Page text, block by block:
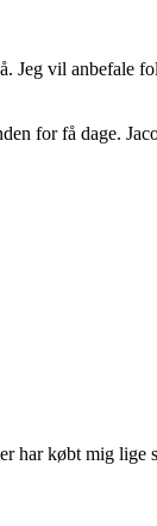
Jeg vil anbefale
for få dage.
har købt mig lige